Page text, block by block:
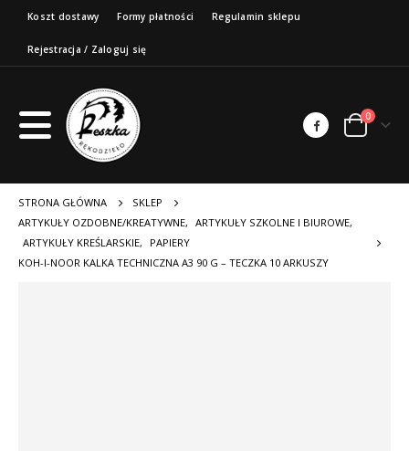
Koszt dostawy Formy płatności Regulamin sklepu
Rejestracja / Zaloguj się
0
STRONA GŁÓWNA
SKLEP
ARTYKUŁY OZDOBNE/KREATYWNE, ARTYKUŁY SZKOLNE I BIUROWE,
ARTYKUŁY KREŚLARSKIE,
PAPIERY
KOH-I-NOOR KALKA TECHNICZNA A3 90 G – TECZKA 10 ARKUSZY